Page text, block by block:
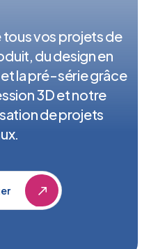
vos projets de
du design en
la pré-série grâce
3D et notre
de projets